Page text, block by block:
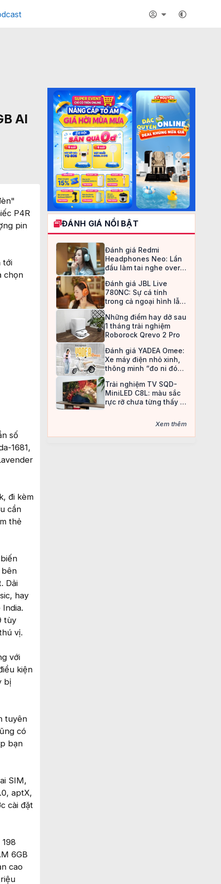
AI
P4R
pin
tới
chọn
số
1681,
đi kèm
cần
thẻ
bên
Dải
hay
tùy
vị.
với
kiện
bị
tuyên
có
bạn
SIM,
aptX,
cài đặt
6GB
cao
ĐÁNH GIÁ NỔI BẬT
Đánh giá Redmi
Headphones Neo: Lần
đầu làm tai nghe over-
an toàn
Đánh giá JBL Live
780NC: Sự cá tính
trong cả ngoại hình lẫn
Những điểm hay dở sau
1 tháng trải nghiệm
Roborock Qrevo 2 Pro
Đánh giá YADEA Omee:
Xe máy điện nhỏ xinh,
thông minh “đo ni đóng
Trải nghiệm TV SQD-
MiniLED C8L: màu sắc
rực rỡ chưa từng thấy ở
Xem thêm